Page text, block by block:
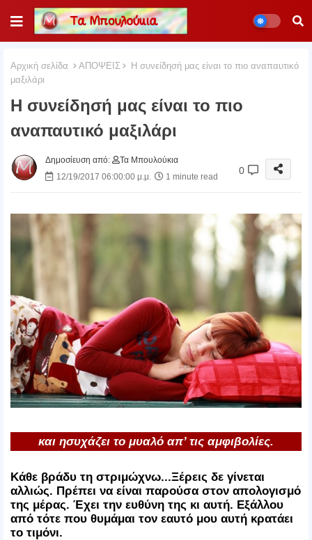
Αρχική σελίδα ΑΠΟΨΕΙΣ
Η συνείδησή μας είναι το πιο αναπαυτικό
μαξιλάρι
Η συνείδησή μας είναι το πιο
αναπαυτικό μαξιλάρι
Δημοσίευση από:
Τα Μπουλούκια
12/19/2017 06:00:00 μ.μ.
1 minute read
0
και ησυχάζει το μυαλό απ’ τις αμφιβολίες.
Κάθε βράδυ τη στριμώχνω...Ξέρεις δε γίνεται
αλλιώς. Πρέπει να είναι παρούσα στον απολογισμό
της μέρας. Έχει την ευθύνη της κι αυτή. Εξάλλου
από τότε που θυμάμαι τον εαυτό μου αυτή κρατάει
το τιμόνι.